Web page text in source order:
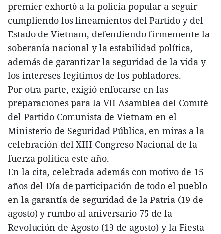
premier exhortó a la policía popular a seguir
cumpliendo los lineamientos del Partido y del
Estado de Vietnam, defendiendo firmemente la
soberanía nacional y la estabilidad política,
además de garantizar la seguridad de la vida y
los intereses legítimos de los pobladores.
Por otra parte, exigió enfocarse en las
preparaciones para la VII Asamblea del Comité
del Partido Comunista de Vietnam en el
Ministerio de Seguridad Pública, en miras a la
celebración del XIII Congreso Nacional de la
fuerza política este año.
En la cita, celebrada además con motivo de 15
años del Día de participación de todo el pueblo
en la garantía de seguridad de la Patria (19 de
agosto) y rumbo al aniversario 75 de la
Revolución de Agosto (19 de agosto) y la Fiesta